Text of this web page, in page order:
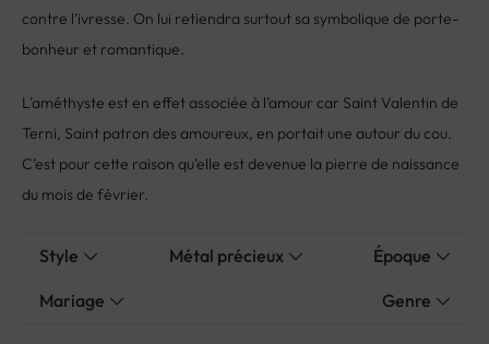
contre l’ivresse. On lui retiendra surtout sa symbolique de porte-
bonheur et romantique.
L’améthyste est en effet associée à l’amour car Saint Valentin de
Terni, Saint patron des amoureux, en portait une autour du cou.
C’est pour cette raison qu’elle est devenue la pierre de naissance
du mois de février.
Style Métal précieux Époque
Mariage Genre